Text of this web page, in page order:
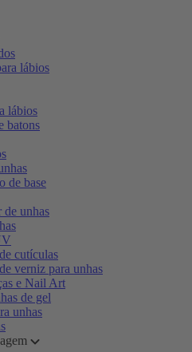
lábios
lábios
batons
de base
de unhas
cutículas
verniz para unhas
e Nail Art
de gel
unhas